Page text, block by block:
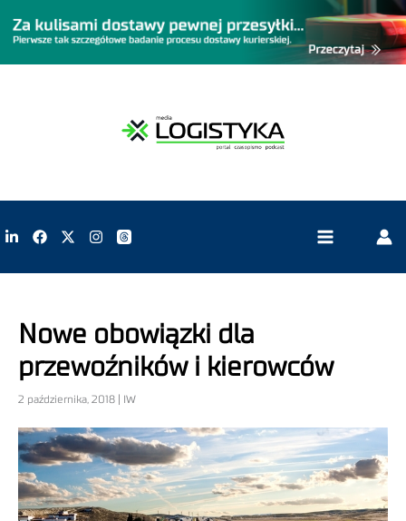
Nowe obowiązki dla
przewoźników i kierowców
2 października, 2018 | IW